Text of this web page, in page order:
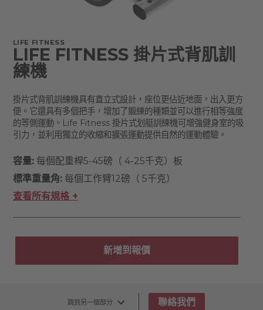
LIFE FITNESS
LIFE FITNESS 掛片式背肌訓
練機
掛片式背肌訓練機具有直立式設計，座位更佔近地面，出入更方
便。它還具有多個把手，增加了鍛練的種類並可以進行相等強度
的等側運動。Life Fitness 掛片式划艇訓練機可增強健身室的吸
引力，並利用獨立的收縮和擴張運動提供自然的運動體驗。
容量:每個配重桿5-45磅（ 4-25千克）板
標準重量角:每個工作臂12磅（ 5千克）
查看所有規格 +
新增到報價
跳到另一個部分 聯絡我們